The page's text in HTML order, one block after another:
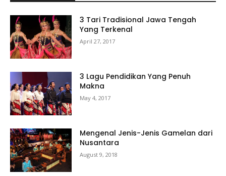
3 Tari Tradisional Jawa Tengah
Yang Terkenal
April 27, 2017
3 Lagu Pendidikan Yang Penuh
Makna
May 4, 2017
Mengenal Jenis-Jenis Gamelan dari
Nusantara
August 9, 2018